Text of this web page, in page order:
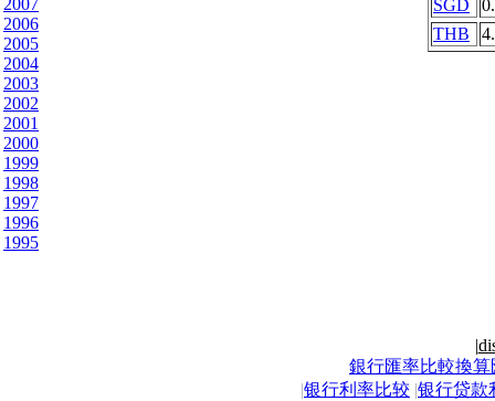
2007
2006
2005
2004
2003
2002
2001
2000
1999
1998
1997
1996
1995
SGD
THB
|
銀行匯率比較換算
|银行利率比较 |银行贷款